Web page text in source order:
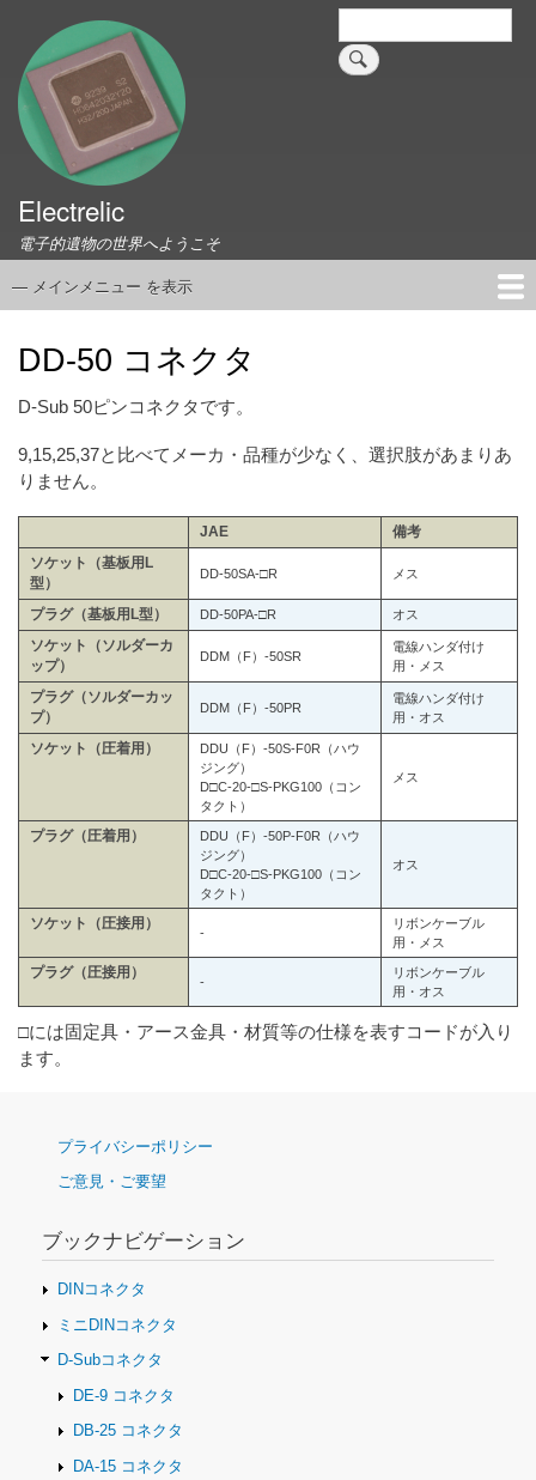
検
索
Electrelic
電子的遺物の世界へようこそ
メ
— メインメニュー を表示
DD-50 コネクタ
D-Sub 50ピンコネクタです。
9,15,25,37と比べてメーカ・品種が少なく、選択肢があまりあ
りません。
JAE 備考
ソケット（基板用L
型）
DD-50SA-□R メス
プラグ（基板用L型） DD-50PA-□R オス
ソケット（ソルダーカ
ップ）
DDM（F）-50SR
電線ハンダ付け
用・メス
プラグ（ソルダーカッ
プ）
DDM（F）-50PR
電線ハンダ付け
用・オス
ソケット（圧着用）
DDU（F）-50S-F0R（ハウ
ジング）
D□C-20-□S-PKG100（コン
タクト）
メス
プラグ（圧着用）
DDU（F）-50P-F0R（ハウ
ジング）
D□C-20-□S-PKG100（コン
タクト）
オス
ソケット（圧接用）
-
リボンケーブル
用・メス
プラグ（圧接用）
-
リボンケーブル
用・オス
□には固定具・アース金具・材質等の仕様を表すコードが入り
ます。
ナ
ゲ
シ
ョ
ン
プライバシーポリシー
ご意見・ご要望
ブックナビゲーション
DINコネクタ
ミニDINコネクタ
D-Subコネクタ
DE-9 コネクタ
DB-25 コネクタ
DA-15 コネクタ